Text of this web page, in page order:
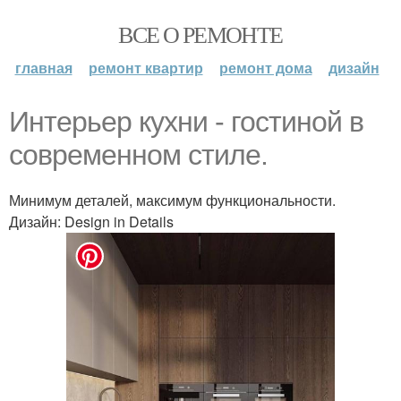
ВСЕ О РЕМОНТЕ
главная ремонт квартир ремонт дома дизайн
Интерьер кухни - гостиной в
современном стиле.
Минимум деталей, максимум функциональности.
Дизайн: Design in Details